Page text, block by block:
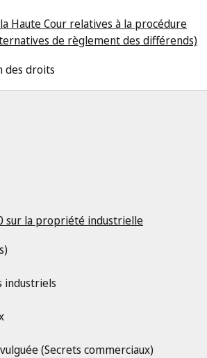
Haute Cour relatives à la procédure
de règlement des différends)
des droits
sur la propriété industrielle
industriels
(Secrets commerciaux)